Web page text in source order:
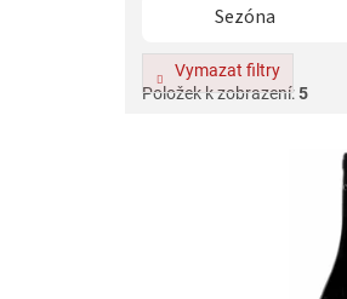
Sezóna
Vymazat filtry
Položek k zobrazení:5